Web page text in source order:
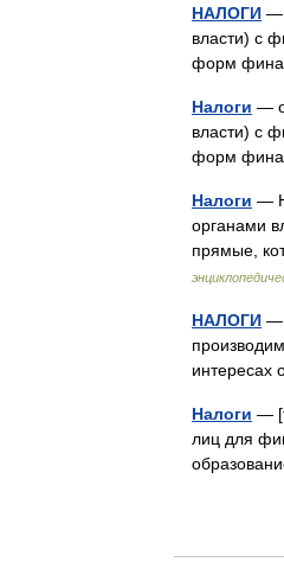
НАЛОГИ —
власти) с
форм
Налоги —
власти) с
форм
Налоги —
органами
прямые,
НАЛОГИ —
интересах
Налоги —
лиц для